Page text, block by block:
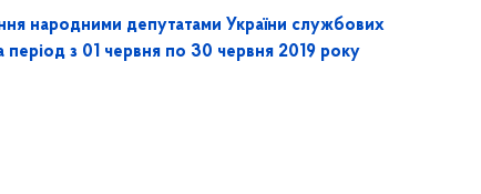
народними депутатами України службових
період з 01 червня по 30 червня 2019 року